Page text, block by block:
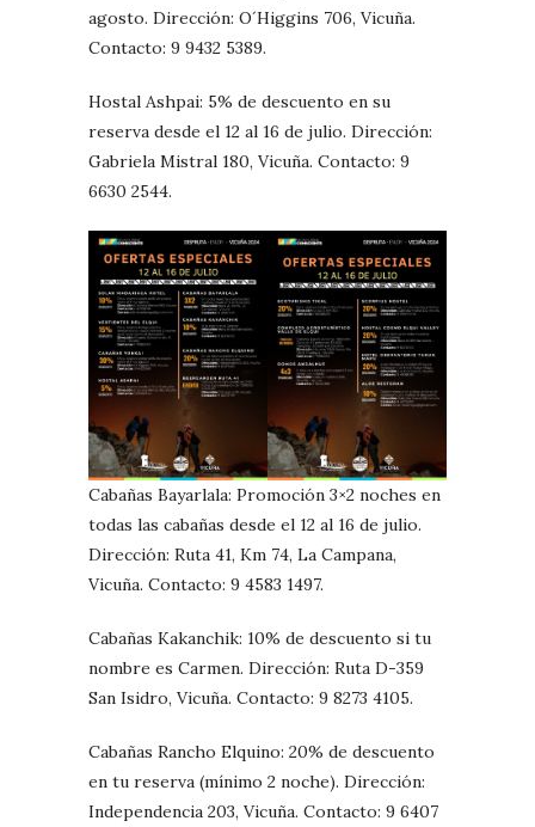
agosto. Dirección: O´Higgins 706, Vicuña.
Contacto: 9 9432 5389.
Hostal Ashpai: 5% de descuento en su
reserva desde el 12 al 16 de julio. Dirección:
Gabriela Mistral 180, Vicuña. Contacto: 9
6630 2544.
Cabañas Bayarlala: Promoción 3×2 noches en
todas las cabañas desde el 12 al 16 de julio.
Dirección: Ruta 41, Km 74, La Campana,
Vicuña. Contacto: 9 4583 1497.
Cabañas Kakanchik: 10% de descuento si tu
nombre es Carmen. Dirección: Ruta D-359
San Isidro, Vicuña. Contacto: 9 8273 4105.
Cabañas Rancho Elquino: 20% de descuento
en tu reserva (mínimo 2 noche). Dirección:
Independencia 203, Vicuña. Contacto: 9 6407